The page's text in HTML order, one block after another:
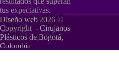
tus expectativas.
Diseño web 2026 ©
Copyright - Cirujanos
Plásticos de Bogotá,
Colombia